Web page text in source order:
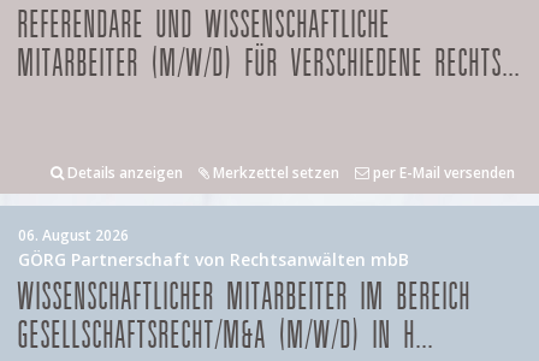
REFERENDARE UND WISSENSCHAFTLICHE
MITARBEITER (M/W/D) FÜR VERSCHIEDENE RECHTS...
Details anzeigen Merkzettel setzen per E-Mail versenden
06. August 2026
GÖRG Partnerschaft von Rechtsanwälten mbB
WISSENSCHAFTLICHER MITARBEITER IM BEREICH
GESELLSCHAFTSRECHT/M&A (M/W/D) IN H...